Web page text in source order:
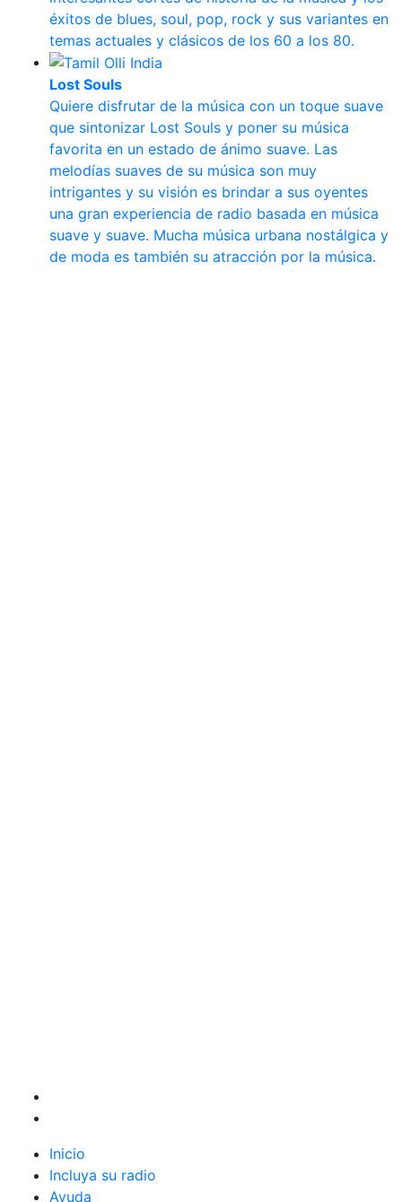
éxitos de blues, soul, pop, rock y sus variantes en
temas actuales y clásicos de los 60 a los 80.
Lost Souls
Quiere disfrutar de la música con un toque suave
que sintonizar Lost Souls y poner su música
favorita en un estado de ánimo suave. Las
melodías suaves de su música son muy
intrigantes y su visión es brindar a sus oyentes
una gran experiencia de radio basada en música
suave y suave. Mucha música urbana nostálgica y
de moda es también su atracción por la música.
Inicio
Incluya su radio
Ayuda